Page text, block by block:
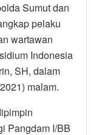
Sumut dan
pelaku
wartawan
Indonesia
SH, dalam
malam.
Pangdam I/BB